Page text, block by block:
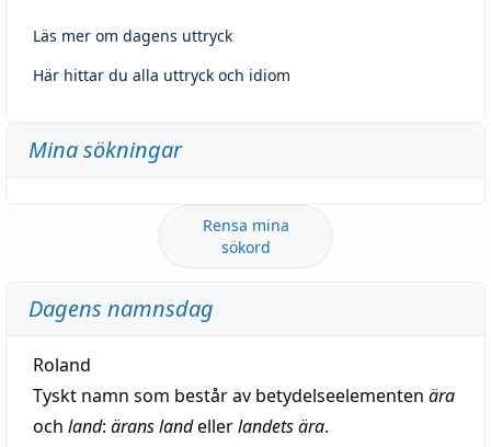
Läs mer om dagens uttryck
Här hittar du alla uttryck och idiom
Mina sökningar
Rensa mina
sökord
Dagens namnsdag
Roland
Tyskt namn som består av betydelseelementen ära
och land: ärans landellerlandets ära.